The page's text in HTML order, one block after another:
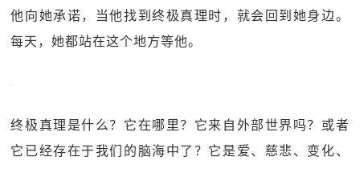
他向她承诺，当他找到终极真理时，就会回到她身边。
每天，她都站在这个地方等他。
终极真理是什么？它在哪里？它来自外部世界吗？或者
它已经存在于我们的脑海中了？它是爱、慈悲、变化、